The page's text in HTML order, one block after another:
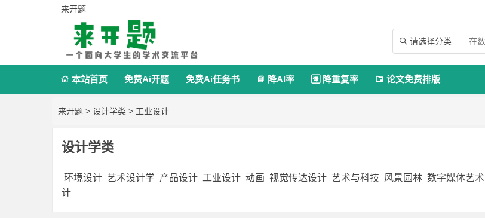
来开题
 请选择分类
 本站首页 免费Ai开题 免费Ai任务书  降AI率  降重复率  论文免费排版
来开题 > 设计学类 > 工业设计
设计学类
环境设计 艺术设计学 产品设计 工业设计 动画 视觉传达设计 艺术与科技 风景园林 数字媒体艺术
计